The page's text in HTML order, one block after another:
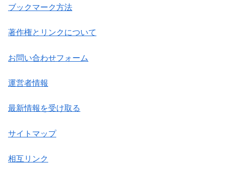
ブックマーク方法
著作権とリンクについて
お問い合わせフォーム
運営者情報
最新情報を受け取る
サイトマップ
相互リンク